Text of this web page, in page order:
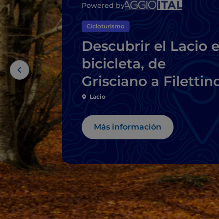
Powered by
Cicloturismo
Descubrir el Lacio
bicicleta, de
Grisciano a
Lacio
Más información